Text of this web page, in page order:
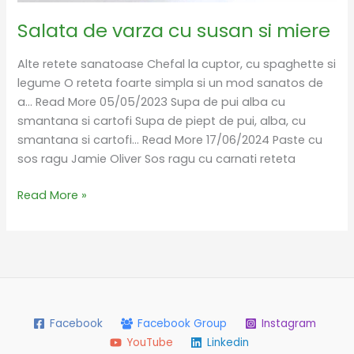
Salata de varza cu susan si miere
Alte retete sanatoase Chefal la cuptor, cu spaghette si
legume O reteta foarte simpla si un mod sanatos de
a… Read More 05/05/2023 Supa de pui alba cu
smantana si cartofi Supa de piept de pui, alba, cu
smantana si cartofi… Read More 17/06/2024 Paste cu
sos ragu Jamie Oliver Sos ragu cu carnati reteta
Read More »
Facebook Facebook Group
Instagram
YouTube
Linkedin